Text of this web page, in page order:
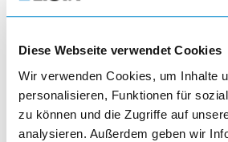
Diese Webseite verwendet Cookies
Wir verwenden Cookies, um Inhalte
personalisieren, Funktionen für
zu können und die Zugriffe auf
analysieren. Außerdem geben wir
Vertical pull-out cabinets